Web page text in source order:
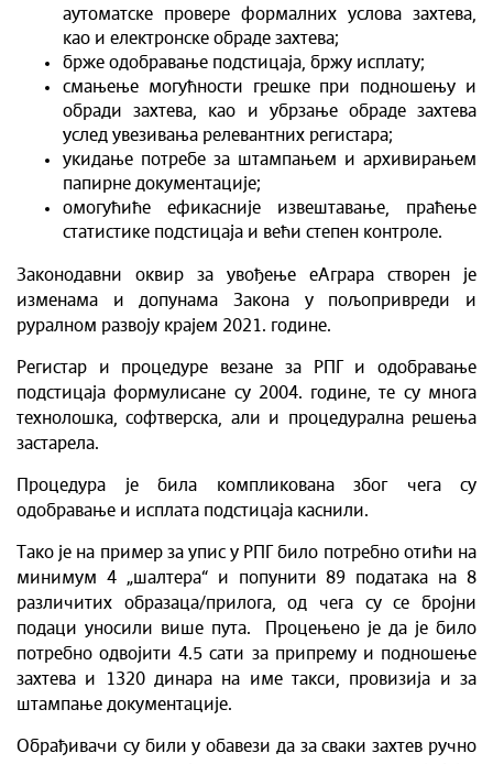
аутоматске провере формалних услова захтева,
као и електронске обраде захтева;
брже одобравање подстицаја, бржу исплату;
смањење могућности грешке при подношењу и
обради захтева, као и убрзање обраде захтева
услед увезивања релевантних регистара;
укидање потребе за штампањем и архивирањем
папирне документације;
омогућиће ефикасније извештавање, праћење
статистике подстицаја и већи степен контроле.
Законодавни оквир за увођење еАграра створен је
изменама и допунама Закона у пољопривреди и
руралном развоју крајем 2021. године.
Регистар и процедуре везане за РПГ и одобравање
подстицаја формулисане су 2004. године, те су многа
технолошка, софтверска, али и процедурална решења
застарела.
Процедура је била компликована због чега су
одобравање и исплата подстицаја каснили.
Тако је на пример за упис у РПГ било потребно отићи на
минимум 4 „шалтера“ и попунити 89 података на 8
различитих образаца/прилога, од чега су се бројни
подаци уносили више пута. Процењено је да је било
потребно одвојити 4.5 сати за припрему и подношење
захтева и 1320 динара на име такси, провизија и за
штампање документације.
Обрађивачи су били у обавези да за сваки захтев ручно